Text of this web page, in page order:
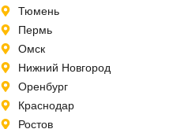
Тюмень
Пермь
Омск
Нижний Новгород
Оренбург
Краснодар
Ростов